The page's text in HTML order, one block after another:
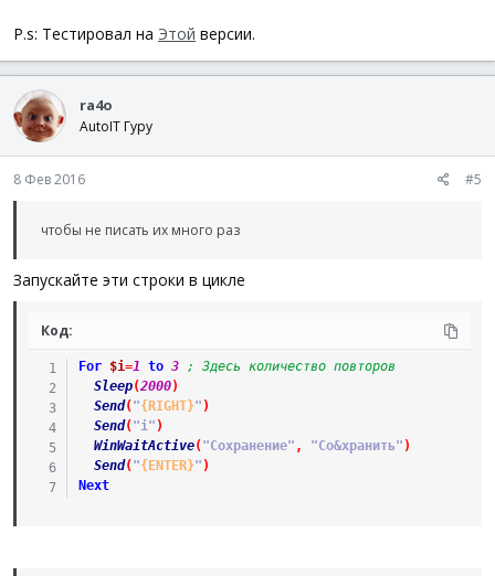
P.s: Тестировал на Этой версии.
ra4o
AutoIT Гуру
8 Фев 2016 #5
чтобы не писать их много раз
Запускайте эти строки в цикле
Код:
For $i=1 to 3
; Здесь количество повторов
Sleep(2000)
Send( "{RIGHT}" )
Send( "i" )
WinWaitActive( "Сохранение" , "Со&хранить" )
Send( "{ENTER}" )
Next